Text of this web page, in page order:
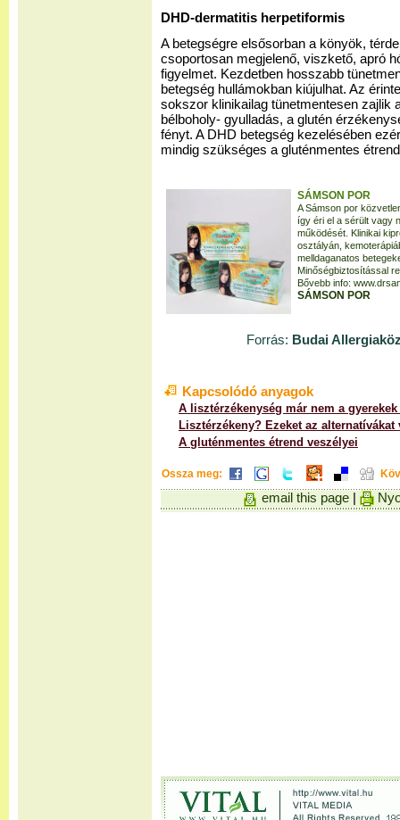
DHD-dermatitis herpetiformis
A betegségre elsősorban a könyök,
csoportosan megjelenő, viszkető, apró
figyelmet. Kezdetben hosszabb
betegség hullámokban kiújulhat. Az
sokszor klinikailag tünetmentesen zajlik
bélboholy- gyulladás, a glutén
fényt. A DHD betegség kezelésében
mindig szükséges a gluténmentes
SÁMSON POR
A Sámson por
így éri el a sérült vagy
működését. Klinikai
osztályán,
melldaganatos
Minőségbiztosítással
Bővebb info:
SÁMSON POR
Forrás: Budai
Kapcsolódó anyagok
A lisztérzékenység már nem a gyerekek
Lisztérzékeny? Ezeket az alternatívákat
A gluténmentes étrend veszélyei
Ossza meg:
email this page